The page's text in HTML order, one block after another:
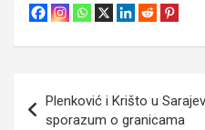
objava
Plenković i Krišto u
sporazum o granicama